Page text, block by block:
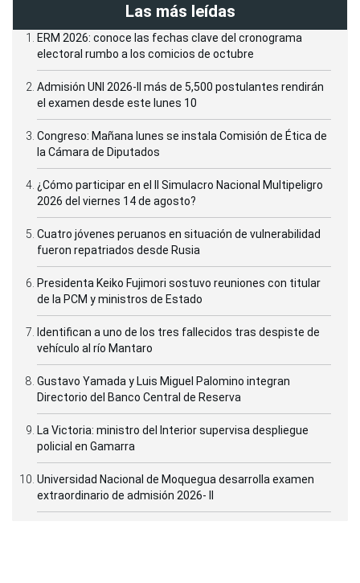
Las más leídas
ERM 2026: conoce las fechas clave del cronograma
electoral rumbo a los comicios de octubre
Admisión UNI 2026-II más de 5,500 postulantes rendirán
el examen desde este lunes 10
Congreso: Mañana lunes se instala Comisión de Ética de
la Cámara de Diputados
¿Cómo participar en el II Simulacro Nacional Multipeligro
2026 del viernes 14 de agosto?
Cuatro jóvenes peruanos en situación de vulnerabilidad
fueron repatriados desde Rusia
Presidenta Keiko Fujimori sostuvo reuniones con titular
de la PCM y ministros de Estado
Identifican a uno de los tres fallecidos tras despiste de
vehículo al río Mantaro
Gustavo Yamada y Luis Miguel Palomino integran
Directorio del Banco Central de Reserva
La Victoria: ministro del Interior supervisa despliegue
policial en Gamarra
Universidad Nacional de Moquegua desarrolla examen
extraordinario de admisión 2026- II